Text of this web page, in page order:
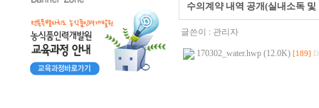
수의계약 내역 공개(실내소독 및
글쓴이 : 관리자
170302_water.hwp (12.0K) [189]